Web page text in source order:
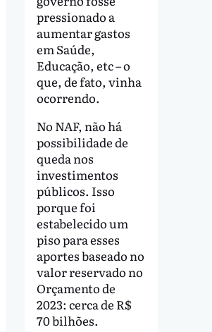
pressionado a
aumentar gastos
em Saúde,
Educação, etc – o
que, de fato, vinha
ocorrendo.
No NAF, não há
possibilidade de
queda nos
investimentos
públicos. Isso
porque foi
estabelecido um
piso para esses
aportes baseado no
valor reservado no
Orçamento de
2023: cerca de R$
70 bilhões.